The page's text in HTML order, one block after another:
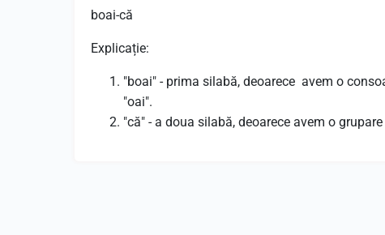
boai-că
Explicație:
"boai" - prima silabă, deoarece avem o
"oai".
"că" - a doua silabă, deoarece avem o